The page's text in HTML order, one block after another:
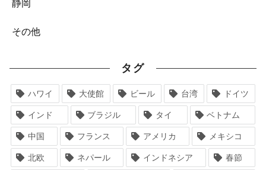
静岡
その他
タグ
ハワイ 大使館 ビール 台湾 ドイツ
インド ブラジル タイ ベトナム
中国 フランス アメリカ メキシコ
北欧 ネパール インドネシア 春節